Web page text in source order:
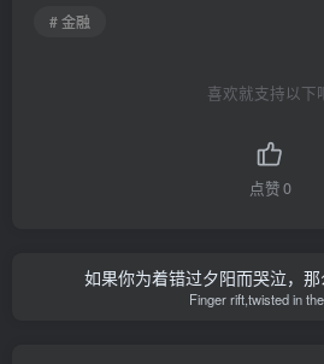
# 金融
喜欢就支持以下
点赞0
如果你为着错过夕阳而哭泣，
Finger rift,twisted in